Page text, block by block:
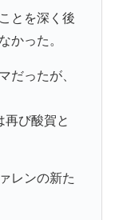
とを深く後
かった。
だったが、
再び酸賀と
レンの新た